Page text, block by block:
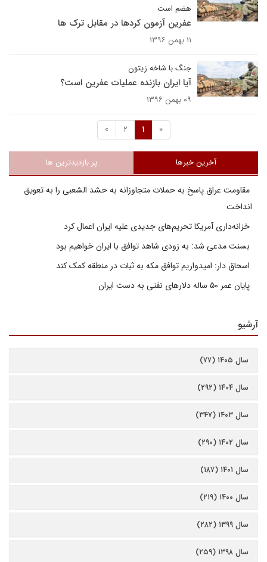
هضم است
عفرین آزمون کردها در مقابل ترک ها
۱۱ بهمن ۱۳۹۶
جنگ با شاخه زیتون
آیا ایران بازنده عملیات عفرین است؟
۰۹ بهمن ۱۳۹۶
«
1
2
»
آخرین خبرها پر بازدیدترین ها
مقاومت عراق پاسخ به حملات متجاوزانه به حشد الشعبی را به تعویق
انداخت
خزانه‌داری آمریکا تحریم‌های جدیدی علیه ایران اعمال کرد
بسنت مدعی شد: به زودی شاهد توافق با ایران خواهیم بود
اسحاق دار: امیدواریم توافق مکه به ثبات در منطقه کمک کند
پایان عمر ۵۰ ساله دلارهای نفتی به دست ایران
آرشیو
سال ۱۴۰۵ (۷۷)
سال ۱۴۰۴ (۲۹۲)
سال ۱۴۰۳ (۳۴۷)
سال ۱۴۰۲ (۲۹۰)
سال ۱۴۰۱ (۱۸۷)
سال ۱۴۰۰ (۲۱۹)
سال ۱۳۹۹ (۲۸۲)
سال ۱۳۹۸ (۲۵۹)